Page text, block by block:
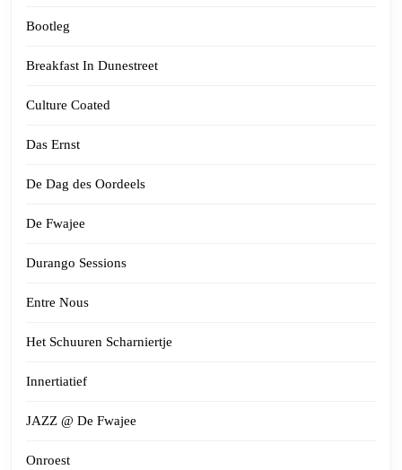
Bootleg
Breakfast In Dunestreet
Culture Coated
Das Ernst
De Dag des Oordeels
De Fwajee
Durango Sessions
Entre Nous
Het Schuuren Scharniertje
Innertiatief
JAZZ @ De Fwajee
Onroest